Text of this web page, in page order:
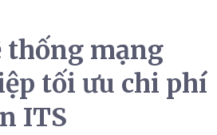
thống mạng
tối ưu chi phí
ITS